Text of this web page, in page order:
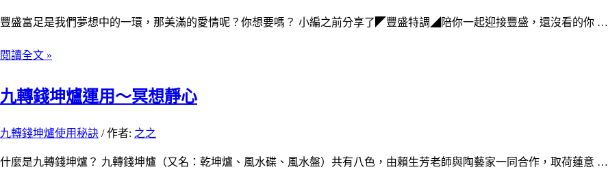
豐盛富足是我們夢想中的一環，那美滿的愛情呢？你想要嗎？ 小編之前分享了◤豐盛特調◢陪你一起迎接豐盛，還沒看的你 …
閱讀全文 »
九轉錢坤爐運用～冥想靜心
九轉錢坤爐使用秘訣 / 作者: 之之
什麼是九轉錢坤爐？ 九轉錢坤爐（又名：乾坤爐、風水碟、風水盤）共有八色，由賴生芳老師與陶藝家一同合作，取荷蓮意 …